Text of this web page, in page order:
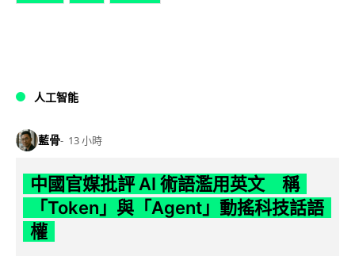
人工智能
藍骨 13 小時
中國官媒批評 AI 術語濫用英文 稱
「Token」與「Agent」動搖科技話語
權